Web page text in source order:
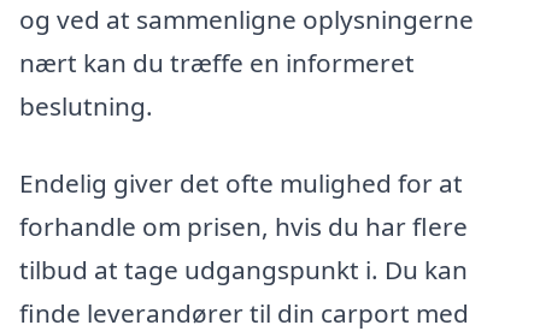
og ved at sammenligne oplysningerne
nært kan du træffe en informeret
beslutning.
Endelig giver det ofte mulighed for at
forhandle om prisen, hvis du har flere
tilbud at tage udgangspunkt i. Du kan
finde leverandører til din carport med